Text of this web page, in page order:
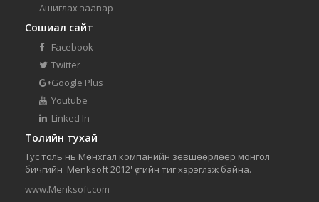
Ашиглах заавар
Сошиал сайт
Facebook
Twitter
Google Plus
Youtube
Linked In
Толийн тухай
Тус толь нь Мөнхгал компанийн зөвшөөрлөөр монгол
бичгийн 'Menksoft 2012' үсгийн тиг хэрэглэж байна.
www.Menksoft.com